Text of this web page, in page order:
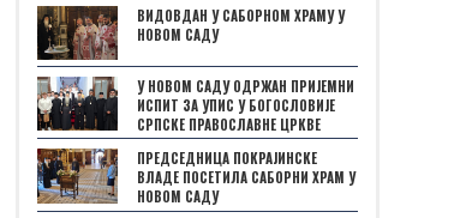
ВИДОВДАН У САБОРНОМ ХРАМУ У
НОВОМ САДУ
У НОВОМ САДУ ОДРЖАН ПРИЈЕМНИ
ИСПИТ ЗА УПИС У БОГОСЛОВИЈЕ
СРПСКЕ ПРАВОСЛАВНЕ ЦРКВЕ
ПРЕДСЕДНИЦА ПОКРАЈИНСКЕ
ВЛАДЕ ПОСЕТИЛА САБОРНИ ХРАМ У
НОВОМ САДУ